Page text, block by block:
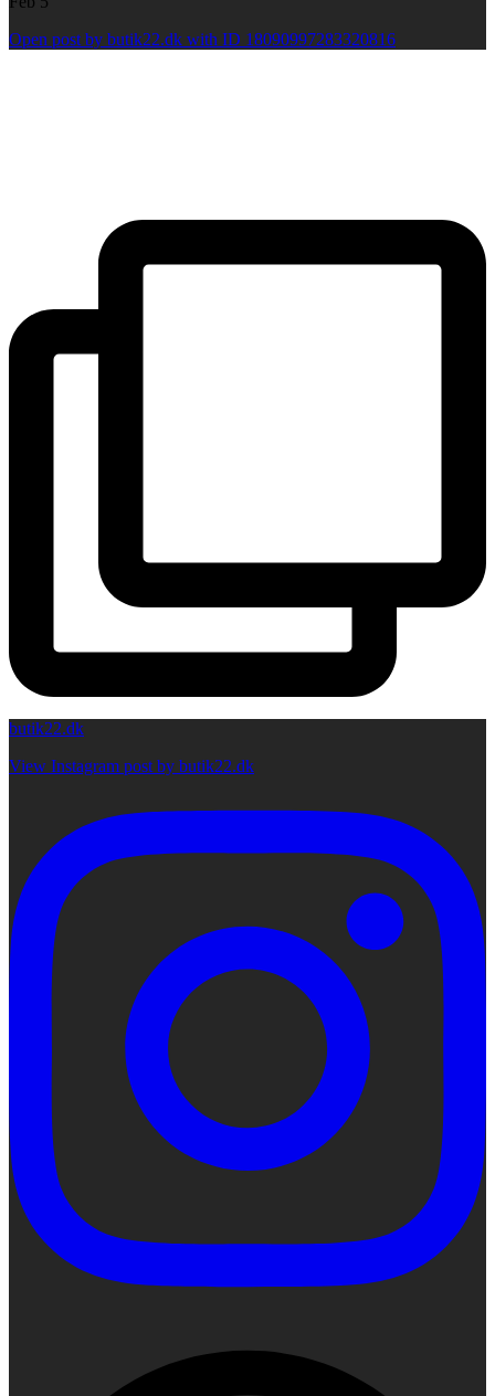
Open post by butik22.dk with ID 18090997283320816
butik22.dk
View Instagram post by butik22.dk